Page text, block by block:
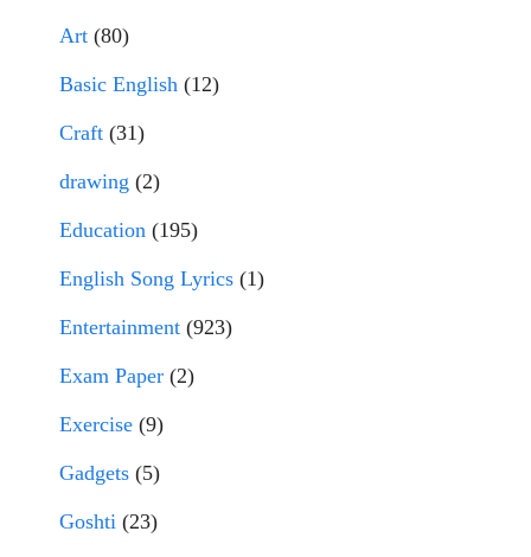
Art (80)
Basic English (12)
Craft (31)
drawing (2)
Education (195)
English Song Lyrics (1)
Entertainment (923)
Exam Paper (2)
Exercise (9)
Gadgets (5)
Goshti (23)